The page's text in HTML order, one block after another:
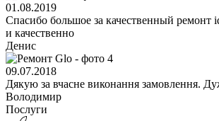
01.08.2019
Спасибо большое за качественный ремонт
и качественно
Денис
09.07.2018
Дякую за вчасне виконання замовлення.
Володимир
Послуги